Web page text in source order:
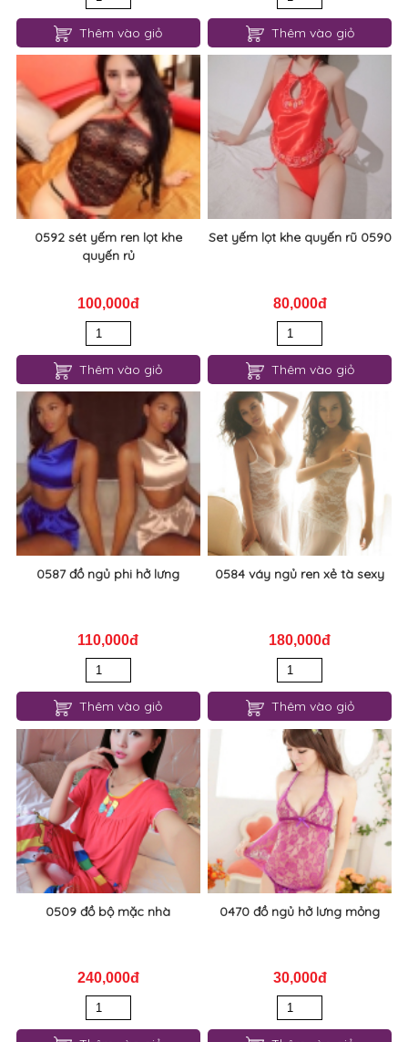
0607 đầm ngủ nơ xinh
60,000đ
50,000đ
Thêm vào giỏ
0606 Đầm ngủ có gọng mút
nhẹ dễ thương
220,000đ
Thêm vào giỏ
0592 sét yếm ren lọt khe
quyến rủ
100,000đ
Thêm vào giỏ
Set yếm lọt khe quyến rũ 0590
80,000đ
Thêm vào giỏ
0587 đồ ngủ phi hở lưng
110,000đ
Thêm vào giỏ
0584 váy ngủ ren xẻ tà sexy
180,000đ
Thêm vào giỏ